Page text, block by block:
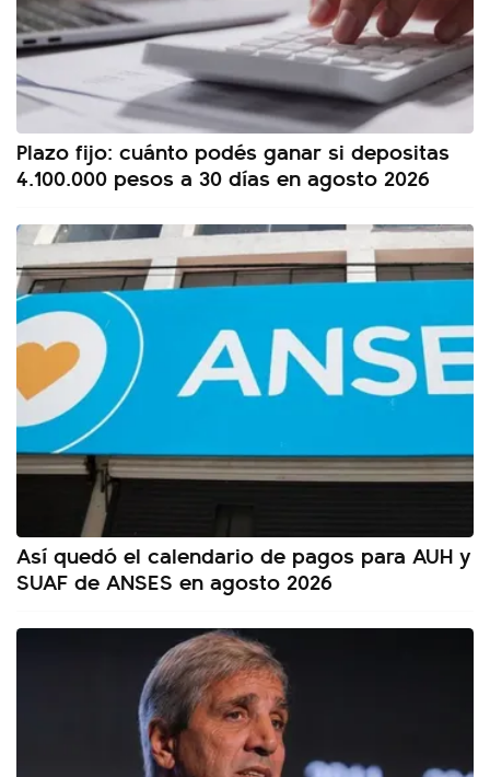
Plazo fijo: cuánto podés ganar si depositas
4.100.000 pesos a 30 días en agosto 2026
Así quedó el calendario de pagos para AUH y
SUAF de ANSES en agosto 2026